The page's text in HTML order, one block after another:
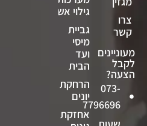
צרו
קשר
מעוניינים
לקבל
הצעה?
073-
7796696
גילוי אש
גביית
מיסי
ועד
הבית
הרחקת
יונים
אחזקת